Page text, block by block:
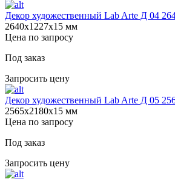
Декор художественный Lab Arte Д 04
2640х1227х15 мм
Цена по запросу
Под заказ
Запросить цену
Декор художественный Lab Arte Д 05
2565х2180х15 мм
Цена по запросу
Под заказ
Запросить цену